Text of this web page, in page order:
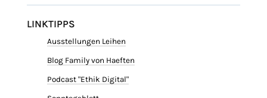
LINKTIPPS
Ausstellungen Leihen
Blog Family von Haeften
Podcast "Ethik Digital"